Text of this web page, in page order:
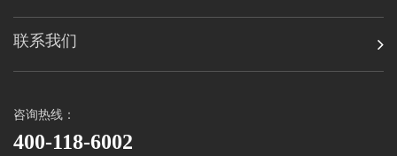
联系我们
咨询热线：
400-118-6002